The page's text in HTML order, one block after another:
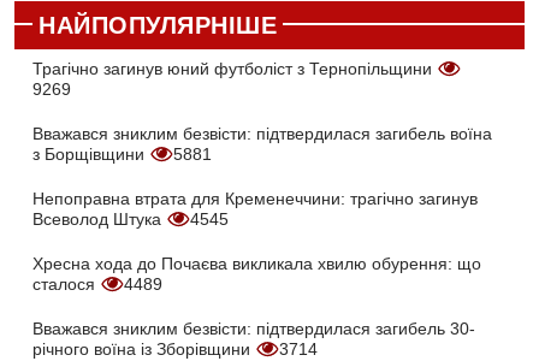
НАЙПОПУЛЯРНІШЕ
Трагічно загинув юний футболіст з Тернопільщини
9269
Вважався зниклим безвісти: підтвердилася загибель воїна
з Борщівщини
5881
Непоправна втрата для Кременеччини: трагічно загинув
Всеволод Штука
4545
Хресна хода до Почаєва викликала хвилю обурення: що
сталося
4489
Вважався зниклим безвісти: підтвердилася загибель 30-
річного воїна із Зборівщини
3714